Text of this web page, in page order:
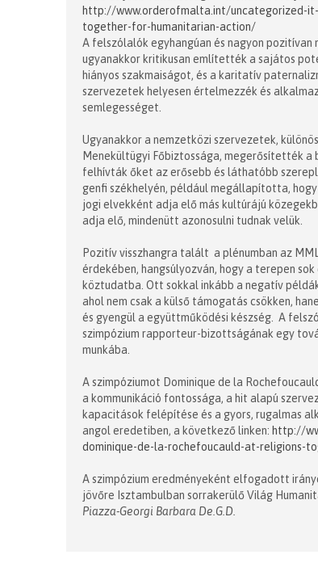
http://www.orderofmalta.int/uncategorized-
together-for-humanitarian-action/
A felszólalók egyhangúan és nagyon
ugyanakkor kritikusan említették a sajátos
hiányos szakmaiságot, és a karitatív
szervezetek helyesen értelmezzék és
semlegességet.
Ugyanakkor a nemzetközi szervezetek,
Menekültügyi Főbiztossága, megerősítették
felhívták őket az erősebb és láthatóbb
genfi székhelyén, például megállapította,
jogi elvekként adja elő más kultúrájú
adja elő, mindenütt azonosulni tudnak velük.
Pozitív visszhangra talált a plénumban az
érdekében, hangsúlyozván, hogy a terepen
köztudatba. Ott sokkal inkább a negatív
ahol nem csak a külső támogatás csökken,
és gyengül a együttműködési készség. A
szimpózium rapporteur-bizottságának egy
munkába.
A szimpóziumot Dominique de la
a kommunikáció fontossága, a hit alapú
kapacitások felépítése és a gyors, rugalmas
angol eredetiben, a következő linken: http://
dominique-de-la-rochefoucauld-at-religions-
A szimpózium eredményeként elfogadott
jövőre Isztambulban sorrakerülő Világ
Piazza-Georgi Barbara De.G.D.